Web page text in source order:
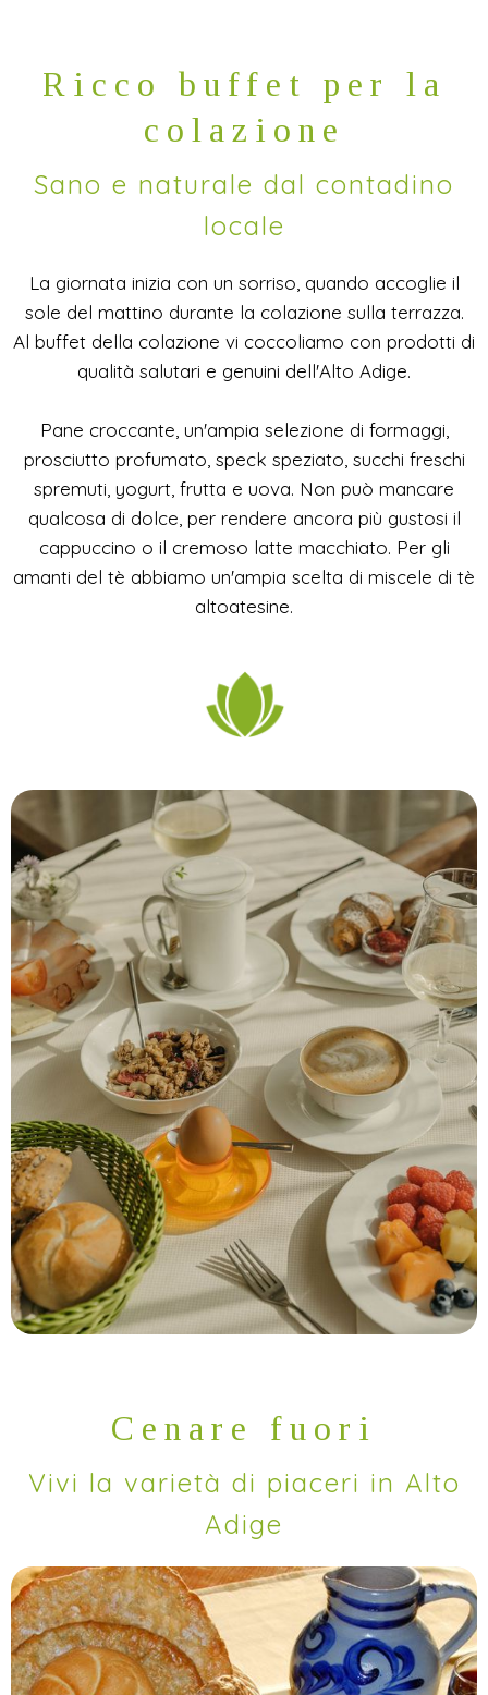
Ricco buffet per la
colazione
Sano e naturale dal contadino
locale
La giornata inizia con un sorriso, quando accoglie il
sole del mattino durante la colazione sulla terrazza.
Al buffet della colazione vi coccoliamo con prodotti di
qualità salutari e genuini dell'Alto Adige.
Pane croccante, un'ampia selezione di formaggi,
prosciutto profumato, speck speziato, succhi freschi
spremuti, yogurt, frutta e uova. Non può mancare
qualcosa di dolce, per rendere ancora più gustosi il
cappuccino o il cremoso latte macchiato. Per gli
amanti del tè abbiamo un'ampia scelta di miscele di tè
altoatesine.
Cenare fuori
Vivi la varietà di piaceri in Alto
Adige